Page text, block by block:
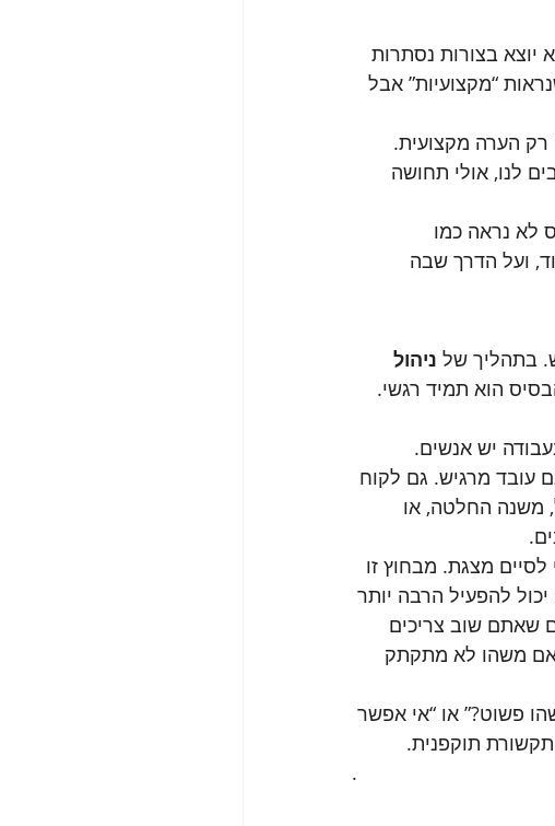
יוצא בצורות נסתרות
“מקצועיות” אבל
רק הערה מקצועית.
לנו, אולי תחושה
לא נראה כמו
ועל הדרך שבה
בתהליך של ניהול
הוא תמיד רגשי.
יש אנשים.
עובד מרגיש. גם לקוח
משנה החלטה, או
מצגת. מבחוץ זו
להפעיל הרבה יותר
שאתם שוב צריכים
משהו לא מתקתק
פשוט?” או “אי אפשר
תוקפנית.
.